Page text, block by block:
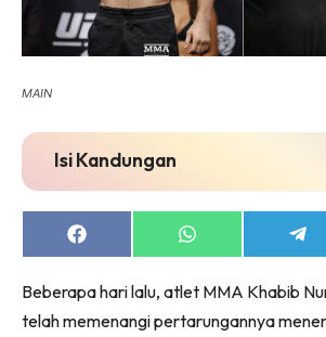
MAIN
Isi Kandungan
Share
on
Share
on
on
Beberapa hari lalu, atlet MMA Khabib
telah memenangi pertarungannya